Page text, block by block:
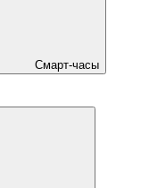
Смарт-часы